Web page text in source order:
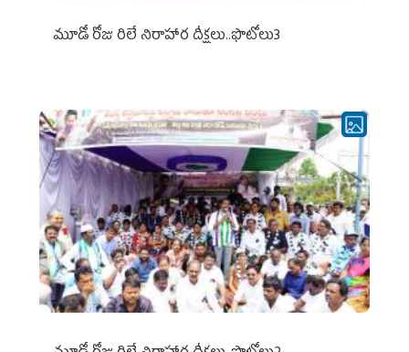
మూడో రోజు రిలే నిరాహార దీక్షలు..ఫొటోలు3